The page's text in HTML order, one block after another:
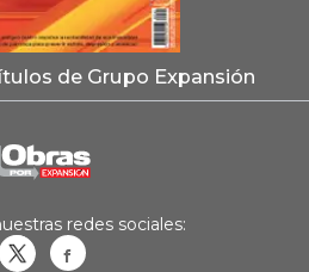
de Grupo Expansión
redes sociales: